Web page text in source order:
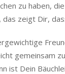
zu haben,
zeigt Dir,
gemeinsam
ist Dein